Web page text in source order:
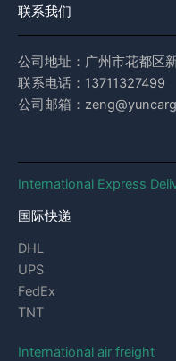
联系我们
公司地址：广州市花都区
联系电话：13711327499
公司邮箱：
International Express
国际快递
DHL
UPS
FedEx
TNT
International air freight